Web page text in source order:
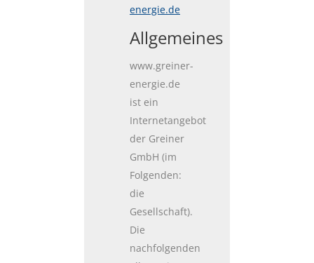
energie.de
Allgemeines
www.greiner-
energie.de
ist ein
Internetangebot
der Greiner
GmbH (im
Folgenden:
die
Gesellschaft).
Die
nachfolgenden